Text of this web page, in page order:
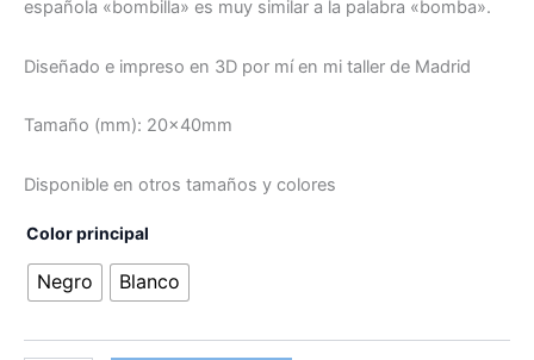
española «bombilla» es muy similar a la palabra «bomba».
Diseñado e impreso en 3D por mí en mi taller de Madrid
Tamaño (mm): 20x40mm
Disponible en otros tamaños y colores
Color principal
Negro Blanco